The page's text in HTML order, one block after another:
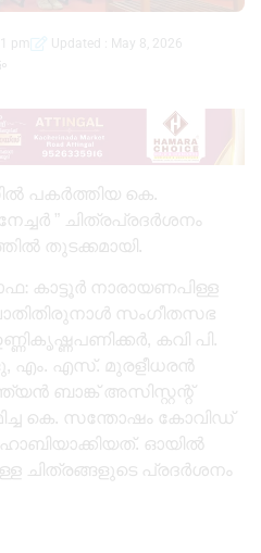
pm
Updated : May 8, 2026
പകർത്തിയ കെ.
” ചിത്രപ്രദർശനം
തുടക്കമായി.
കാട്ടൂർ നാരായണപിള്ള
സംഗീതസഭ
കവി പി.
എം. എസ്. മുരളീധരൻ
ബാങ്ക് അസിസ്റ്റന്റ്
കെ. സന്തോഷം കോവിഡ്
ഓയിൽ
ചിത്രങ്ങളുടെ പ്രദർശനം